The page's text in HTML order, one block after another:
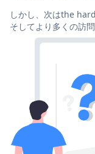
しかし、次はthe
そしてより多くの訪